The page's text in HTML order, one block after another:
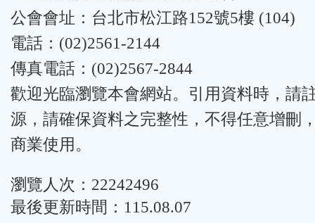
公會會址：台北市松江路152號5樓 (104)
電話：(02)2561-2144
傳真電話：(02)2567-2844
歡迎光臨瀏覽本會網站。引用資料時，請
源，請確保資料之完整性，不得任意增刪
商業使用。
瀏覽人次：22242496
最後更新時間：115.08.07